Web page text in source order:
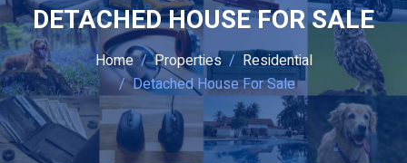
DETACHED HOUSE FOR SALE
Home Properties
Residential
Detached House For Sale